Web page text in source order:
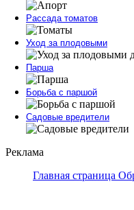
Рассада томатов
Уход за плодовыми
Парша
Борьба с паршой
Садовые вредители
Реклама
Главная страница